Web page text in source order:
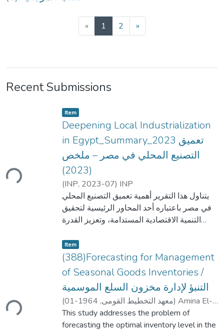
« 1(current)
2 »
Recent Submissions
Loading...
Item type:
Item ,
Deepening Local Industrialization
in Egypt_Summary_2023 تعميق
التصنيع المحلي في مصر – ملخص
(2023)
(INP, 2023-07) INP
يتناول هذا التقرير أهمية تعميق التصنيع المحلي
في مصر باعتباره أحد المحاور الرئيسية لتحقيق
التنمية الاقتصادية المستدامة، وتعزيز القدرة
الواردات. ويؤكد أن التصنيع المحلي يمثل ركيزة
أساسية لزيادة القيمة المضافة للمنتجات
المصرية، وخلق فرص عمل جديدة، وتحسين
الميزان التجاري، وتعزيز القدرة على مواجهة
الصدمات الاقتصادية العالمية.
ويشير التقرير إلى أن نجاح استراتيجية التصنيع
المحلي يتطلب تطوير قاعدة صناعية متكاملة
Loading...
Item type:
Item ,
(388)Forecasting for Management
of Seasonal Goods Inventories /
التنبؤ لإدارة مخزون السلع الموسمية
( معهد التخطيط القومى,
1964-01 ) Amina El-
Hefny
This study addresses the problem of
forecasting the optimal inventory level in the